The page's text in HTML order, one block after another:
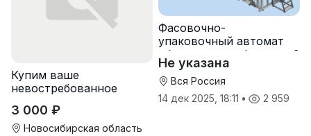
Купим ваше
невостребованное
оборудование и
инвентарь
3 000 ₽
Новосибирская область
Фасовочно-
упаковочный автомат
оборудование фасовки 3
кг, 5 кг, 10 кг
Не указана
Вся Россия
14 дек 2025, 18:11 • 2 959